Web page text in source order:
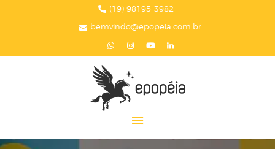
(19) 98195-3982
bemvindo@epopeia.com.br
A EPOPÉIA
SERVIÇOS
EPOPÉIA NA MÍDIA
PRESENTES